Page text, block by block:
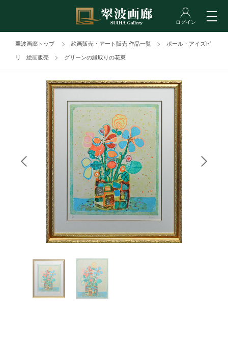
翠波画廊トップ 絵画販売・アート販売 作品一覧 ポール・アイズピ
リ 絵画販売 グリーンの縁取りの花束